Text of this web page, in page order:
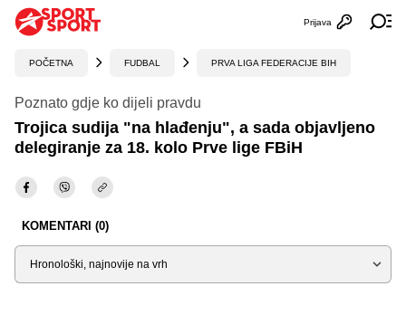
Otvori
Prijava
POČETNA FUDBAL PRVA LIGA FEDERACIJE BIH
Poznato gdje ko dijeli pravdu
Trojica sudija "na hlađenju", a sada objavljeno
delegiranje za 18. kolo Prve lige FBiH
KOMENTARI (0)
Sortiraj